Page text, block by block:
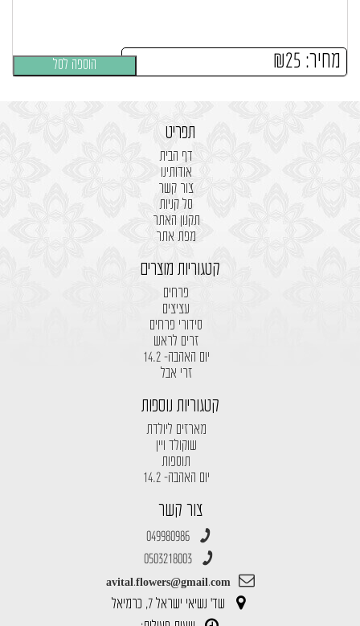
מחיר: ₪25 הוספה לסל
תפריט
דף הבית
אודותינו
צור קשר
סל קניות
תקנון האתר
מפת אתר
קטגוריות מוצרים
פרחים
עציצים
סידורי פרחים
זרים לראש
יום האהבה- 14.2
זרי אבל
קטגוריות נוספות
מארזים ליולדת
שוקולד ויין
תוספות
יום האהבה- 14.2
צור קשר
049980986
0503218003
avital.flowers@gmail.com
שד' נשיאי ישראל 7, כרמיאל